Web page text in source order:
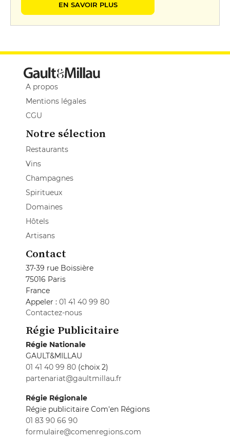
EN SAVOIR PLUS
A propos
Mentions légales
CGU
Notre sélection
Restaurants
Vins
Champagnes
Spiritueux
Domaines
Hôtels
Artisans
Contact
37-39 rue Boissière
75016 Paris
France
Appeler : 01 41 40 99 80
Contactez-nous
Régie Publicitaire
Régie Nationale
GAULT&MILLAU
01 41 40 99 80 (choix 2)
partenariat@gaultmillau.fr
Régie Régionale
Régie publicitaire Com'en Régions
01 83 90 66 90
formulaire@comenregions.com